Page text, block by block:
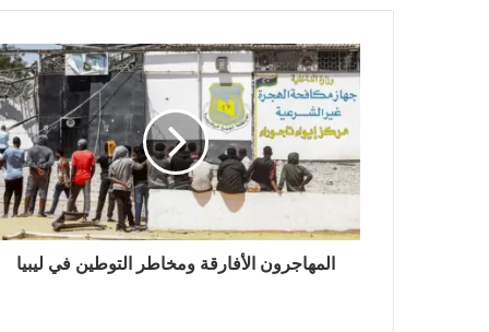
المهاجرون الأفارقة ومخاطر التوطين في ليبيا